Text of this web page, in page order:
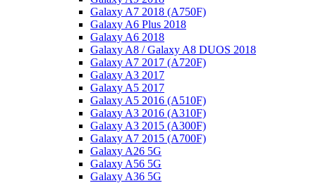
Galaxy A7 2018 (A750F)
Galaxy A6 Plus 2018
Galaxy A6 2018
Galaxy A8 / Galaxy A8 DUOS 2018
Galaxy A7 2017 (A720F)
Galaxy A3 2017
Galaxy A5 2017
Galaxy A5 2016 (A510F)
Galaxy A3 2016 (A310F)
Galaxy A3 2015 (A300F)
Galaxy A7 2015 (A700F)
Galaxy A26 5G
Galaxy A56 5G
Galaxy A36 5G